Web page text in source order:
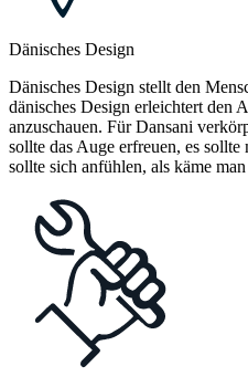
Dänisches Design
Dänisches Design stellt den
dänisches Design erleichtert den
anzuschauen. Für Dansani
sollte das Auge erfreuen, es
sollte sich anfühlen, als käme